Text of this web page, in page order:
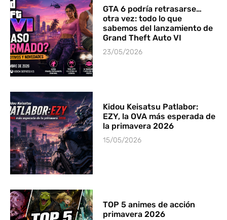
GTA 6 podría retrasarse…
otra vez: todo lo que
sabemos del lanzamiento de
Grand Theft Auto VI
23/05/2026
Kidou Keisatsu Patlabor:
EZY, la OVA más esperada de
la primavera 2026
15/05/2026
TOP 5 animes de acción
primavera 2026